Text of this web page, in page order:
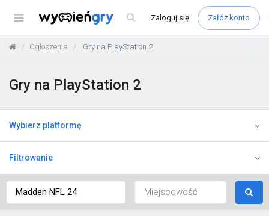
Menu Zaloguj się Załóż konto
Ogłoszenia Gry na PlayStation 2
Gry na PlayStation 2
Wybierz platformę
Filtrowanie